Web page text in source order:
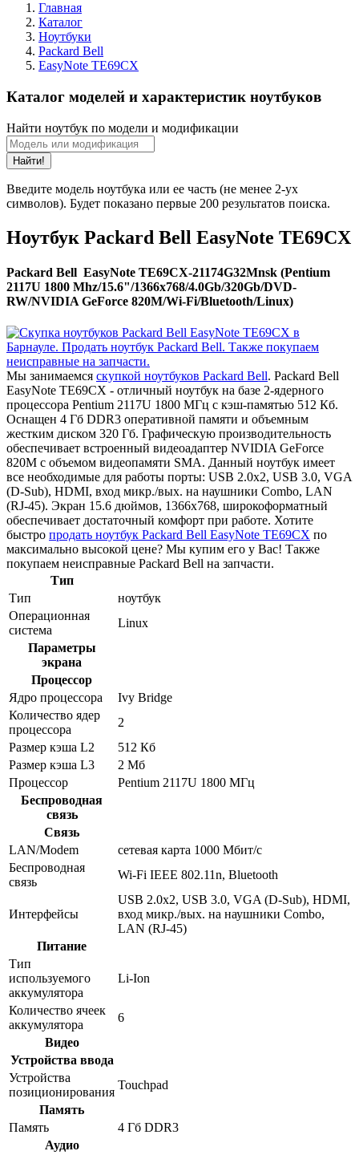
Главная
Каталог
Ноутбуки
Packard Bell
EasyNote TE69CX
Каталог моделей и характеристик ноутбуков
Найти ноутбук по модели и модификации
Найти!
Введите модель ноутбука или ее часть (не менее 2-ух
символов). Будет показано первые 200 результатов поиска.
Ноутбук Packard Bell EasyNote TE69CX
Packard Bell EasyNote TE69CX-21174G32Mnsk (Pentium
2117U 1800 Mhz/15.6"/1366x768/4.0Gb/320Gb/DVD-
RW/NVIDIA GeForce 820M/Wi-Fi/Bluetooth/Linux)
Мы занимаемся скупкой ноутбуков Packard Bell. Packard Bell
EasyNote TE69CX - отличный ноутбук на базе 2-ядерного
процессора Pentium 2117U 1800 МГц с кэш-памятью 512 Кб.
Оснащен 4 Гб DDR3 оперативной памяти и объемным
жестким диском 320 Гб. Графическую производительность
обеспечивает встроенный видеоадаптер NVIDIA GeForce
820M с объемом видеопамяти SMA. Данный ноутбук имеет
все необходимые для работы порты: USB 2.0x2, USB 3.0, VGA
(D-Sub), HDMI, вход микр./вых. на наушники Combo, LAN
(RJ-45). Экран 15.6 дюймов, 1366x768, широкоформатный
обеспечивает достаточный комфорт при работе. Хотите
быстро продать ноутбук Packard Bell EasyNote TE69CX по
максимально высокой цене? Мы купим его у Вас! Также
покупаем неисправные Packard Bell на запчасти.
Тип
Тип
ноутбук
Операционная
система
Linux
Параметры
экрана
Процессор
Ядро процессора
Ivy Bridge
Количество ядер
процессора
2
Размер кэша L2
512 Кб
Размер кэша L3
2 Мб
Процессор
Pentium 2117U 1800 МГц
Беспроводная
связь
Связь
LAN/Modem
сетевая карта 1000 Мбит/c
Беспроводная
связь
Wi-Fi IEEE 802.11n, Bluetooth
Интерфейсы
USB 2.0x2, USB 3.0, VGA (D-Sub), HDMI,
вход микр./вых. на наушники Combo,
LAN (RJ-45)
Питание
Тип
используемого
аккумулятора
Li-Ion
Количество ячеек
аккумулятора
6
Видео
Устройства ввода
Устройства
позиционирования
Touchpad
Память
Память
4 Гб DDR3
Аудио